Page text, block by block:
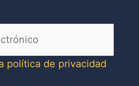
política de privacidad